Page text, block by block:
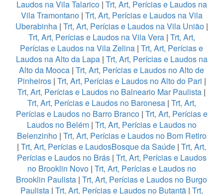
Laudos na Vila Talarico| Trt, Art, Perícias e Laudos na
Vila Tramontano| Trt, Art, Perícias e Laudos na Vila
Uberabinha| Trt, Art, Perícias e Laudos na Vila União|
Trt, Art, Perícias e Laudos na Vila Vera| Trt, Art,
Perícias e Laudos na Vila Zelina | Trt, Art, Perícias e
Laudos na Alto da Lapa| Trt, Art, Perícias e Laudos na
Alto da Mooca | Trt, Art, Perícias e Laudos no Alto de
Pinheiros| Trt, Art, Perícias e Laudos no Alto do Pari |
Trt, Art, Perícias e Laudos no Balneario Mar Paulista |
Trt, Art, Perícias e Laudos no Baronesa| Trt, Art,
Perícias e Laudos no Barro Branco| Trt, Art, Perícias e
Laudos no Belém| Trt, Art, Perícias e Laudos no
Belenzinho| Trt, Art, Perícias e Laudos no Bom Retiro
| Trt, Art, Perícias e LaudosBosque da Saúde | Trt, Art,
Perícias e Laudos no Brás| Trt, Art, Perícias e Laudos
no Brooklin Novo| Trt, Art, Perícias e Laudos no
Brooklin Paulista | Trt, Art, Perícias e Laudos no Burgo
Paulista| Trt, Art, Perícias e Laudos no Butantã| Trt,